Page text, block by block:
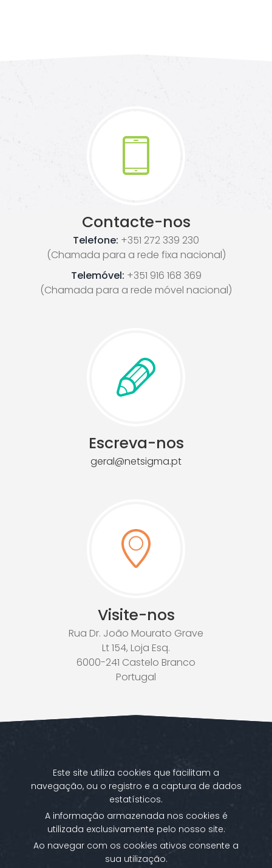
Este site utiliza cookies que facilitam a
navegação, ou o registro e a captura de dados
estatísticos.
A informação armazenada nos cookies é
utilizada exclusivamente pelo nosso site.
Ao navegar com os cookies ativos consente a
sua utilização.
Contacte-nos
Telefone: +351 272 339 230
(Chamada para a rede fixa nacional)
Telemóvel: +351 916 168 369
(Chamada para a rede móvel nacional)
Escreva-nos
geral@netsigma.pt
Visite-nos
Rua Dr. João Mourato Grave
Lt 154, Loja Esq.
6000-241 Castelo Branco
Portugal